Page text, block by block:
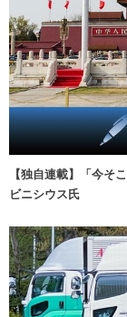
【独自連載】「今そ
ビニシウス氏